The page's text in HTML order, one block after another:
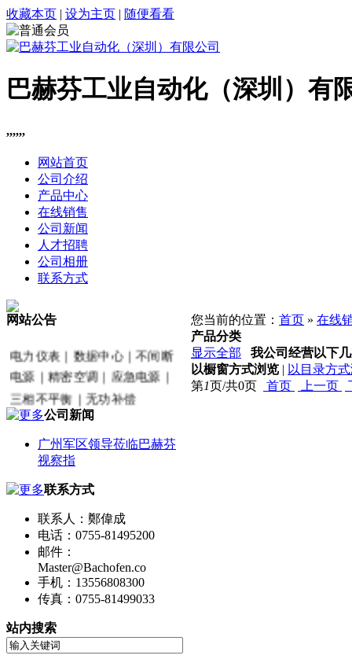
收藏本页 | 设为主页 | 随便看看
巴赫芬工业自动化（深圳）有
,,,,,,
网站首页
公司介绍
产品中心
在线销售
公司新闻
人才招聘
公司相册
联系方式
网站公告
电力仪表｜数据中心｜不间断
电源｜精密空调｜应急电源｜
三相不平衡｜无功补偿
公司新闻
广州军区领导莅临巴赫芬
视察指
联系方式
联系人：鄭偉成
电话：0755-81495200
邮件：
Master@Bachofen.co
手机：13556808300
传真：0755-81499033
站内搜索
您当前的位置： 首页 » 在线
产品分类
显示全部
我公司经营以下
以橱窗方式浏览 | 以目录方
第1页/共0页 首页 上一页